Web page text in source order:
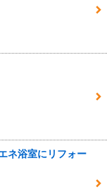
ネ浴室にリフォー